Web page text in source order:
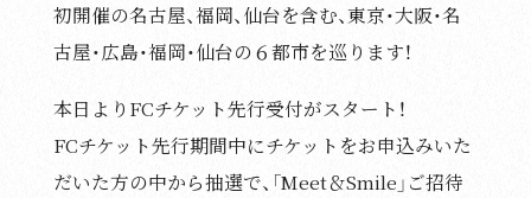
初開催の名古屋、福岡、仙台を含む、東京・大阪・名
古屋・広島・福岡・仙台の６都市を巡ります！
本日よりFCチケット先行受付がスタート！
FCチケット先行期間中にチケットをお申込みいた
だいた方の中から抽選で、「Meet＆Smile」ご招待
Contact Us